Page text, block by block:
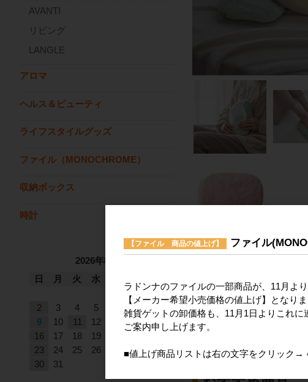
レンジですぐにホッ
品番
RX40-JY-PK
JANコード
AVANTI
リビング
LANGLE
アロマ
ヘルス＆ビューティ
ライフスタイルグッズ
ファイル（MONOCHROME）
収納ボックス
時計
2026年8月
日
月 火 水
1
2
3 4 5 7
8
9
10 11 12 14
15
16
17 18 19
23
24 25 26 28
29
30
31
【ファイル 商品の値上げ】 ファイル
ラドンナのファイルの一部商品が、11月より
【メーカー希望小売価格の値上げ】となりま
雑貨ゲットの卸価格も、11月1日よりこれ
ご案内申し上げます。
■値上げ商品リストは右の文字をクリック→